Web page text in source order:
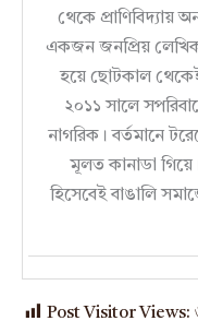
থেকে প্রাণিবিদ্যায়
একজন জনপ্রিয়
হয়ে ছোটকাল
২০১১ সালে
নাগরিক। বর্তমানে
মূলত কানাডা
হিসেবেই বাঙালি
Post Visitor Views: